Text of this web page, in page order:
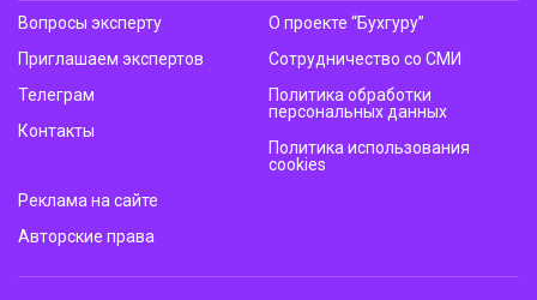
Вопросы эксперту
Приглашаем экспертов
Телеграм
Контакты
О проекте “Бухгуру”
Сотрудничество со СМИ
Политика обработки
персональных данных
Политика использования
cookies
Реклама на сайте
Авторские права